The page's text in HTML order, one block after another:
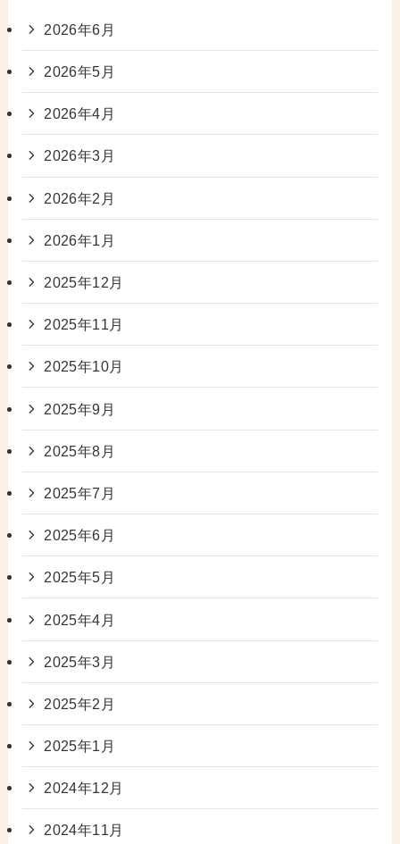
2026年6月
2026年5月
2026年4月
2026年3月
2026年2月
2026年1月
2025年12月
2025年11月
2025年10月
2025年9月
2025年8月
2025年7月
2025年6月
2025年5月
2025年4月
2025年3月
2025年2月
2025年1月
2024年12月
2024年11月